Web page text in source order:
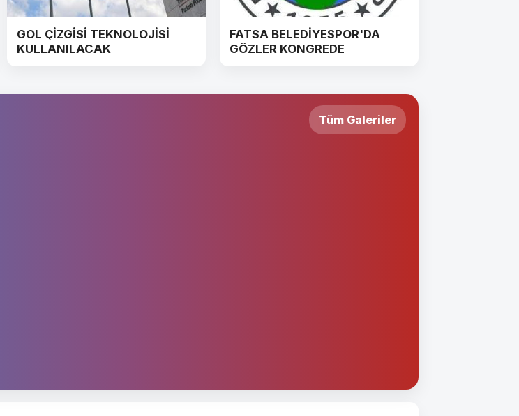
GOL ÇİZGİSİ TEKNOLOJİSİ
KULLANILACAK
FATSA BELEDİYESPOR'DA
GÖZLER KONGREDE
Tüm Galeriler